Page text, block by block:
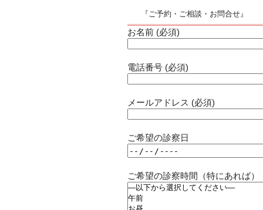
『ご予約・ご相談・お問合せ』
お名前 (必須)
電話番号 (必須)
メールアドレス (必須)
ご希望の診察日
ご希望の診察時間（特にあれば）